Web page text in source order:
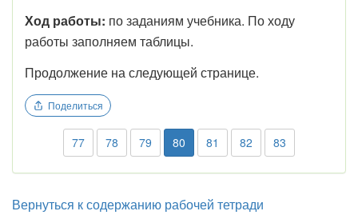
Ход работы: по заданиям учебника. По ходу
работы заполняем таблицы.
Продолжение на следующей странице.
Поделиться
77 78 79 80 81 82 83
Вернуться к содержанию рабочей тетради